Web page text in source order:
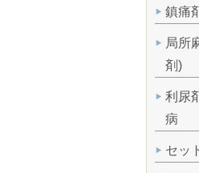
鎮痛
局所
剤)
利尿
病
セッ